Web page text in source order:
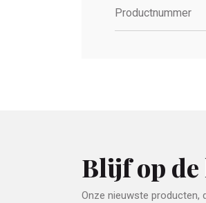
Productnummer
Blijf op de
Onze nieuwste producten,